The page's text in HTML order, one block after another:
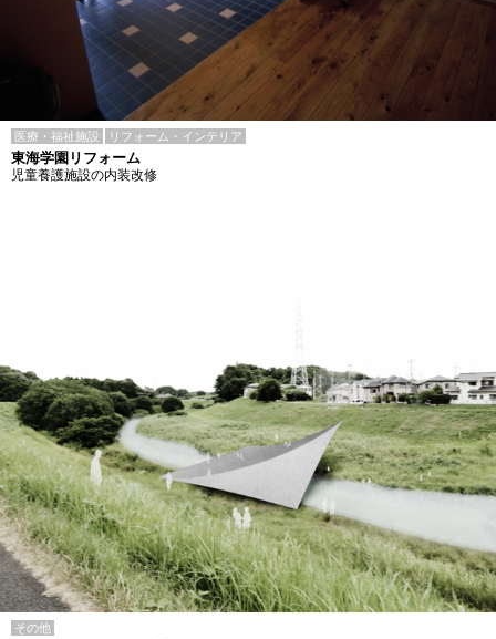
医療・福祉施設 リフォーム・インテリア
東海学園リフォーム
児童養護施設の内装改修
その他